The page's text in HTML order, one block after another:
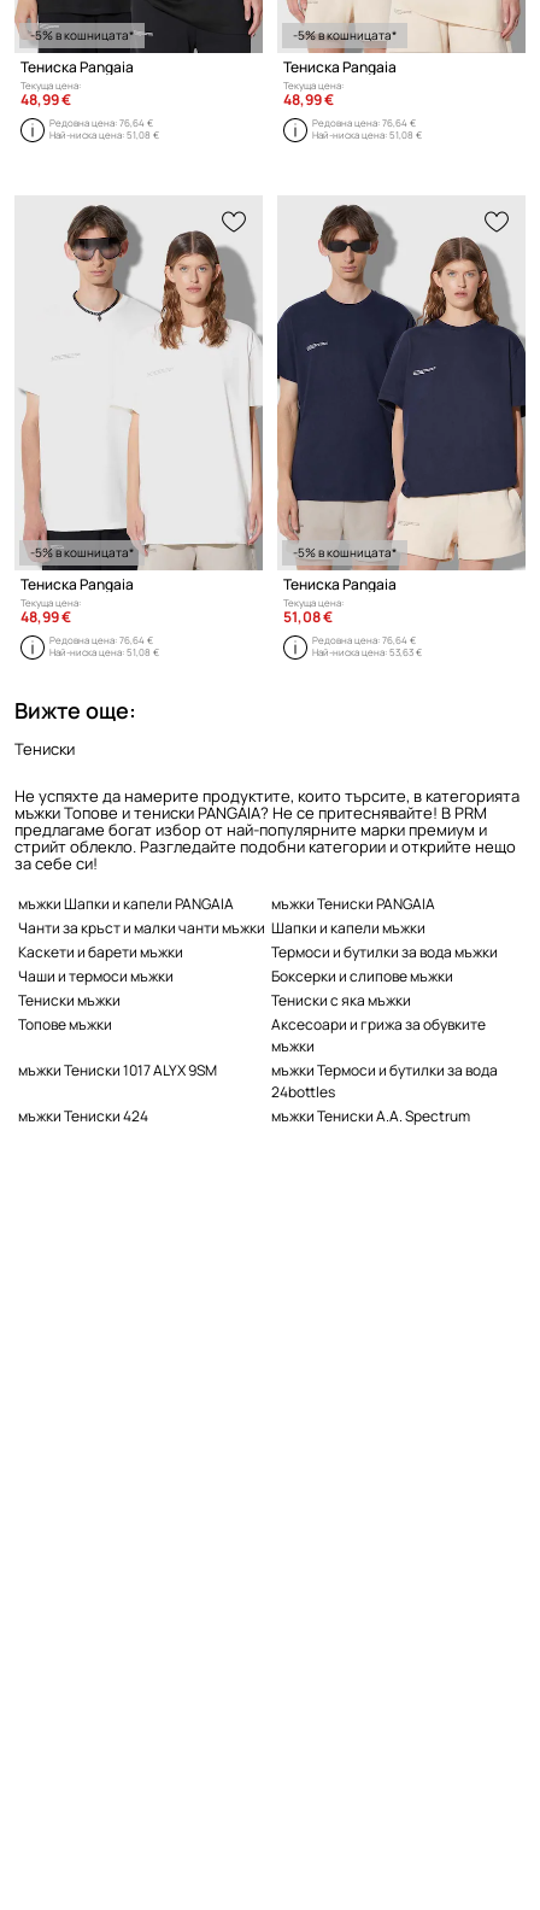
-5% в кошницата*
Тениска Pangaia
Текуща цена:
48,99 €
Редовна цена:76,64 €
Най-ниска цена:51,08 €
-5% в кошницата*
Тениска Pangaia
Текуща цена:
48,99 €
Редовна цена:76,64 €
Най-ниска цена:51,08 €
-5% в кошницата*
Тениска Pangaia
Текуща цена:
48,99 €
Редовна цена:76,64 €
Най-ниска цена:51,08 €
-5% в кошницата*
Тениска Pangaia
Текуща цена:
51,08 €
Редовна цена:76,64 €
Най-ниска цена:53,63 €
Вижте още:
Тениски
Не успяхте да намерите продуктите, които търсите, в категорията
мъжки Топове и тениски PANGAIA? Не се притеснявайте! В PRM
предлагаме богат избор от най-популярните марки премиум и
стрийт облекло. Разгледайте подобни категории и открийте нещо
за себе си!
мъжки Шапки и капели PANGAIA
мъжки Тениски PANGAIA
Чанти за кръст и малки чанти мъжки Шапки и капели мъжки
Каскети и барети мъжки
Термоси и бутилки за вода мъжки
Чаши и термоси мъжки
Боксерки и слипове мъжки
Тениски мъжки
Тениски с яка мъжки
Топове мъжки
Аксесоари и грижа за обувките
мъжки
мъжки Тениски 1017 ALYX 9SM
мъжки Термоси и бутилки за вода
24bottles
мъжки Тениски 424
мъжки Тениски A.A. Spectrum